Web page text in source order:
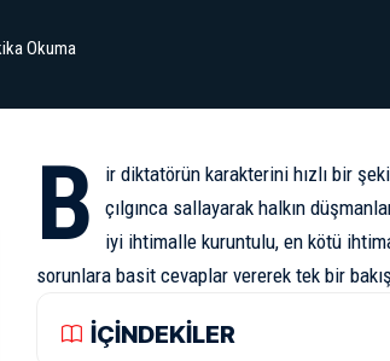
Okuma
B
ir diktatörün karakterini hızlı bir
çılgınca sallayarak halkın
iyi ihtimalle kuruntulu, en kötü
sorunlara basit cevaplar vererek tek bir
İÇİNDEKİLER